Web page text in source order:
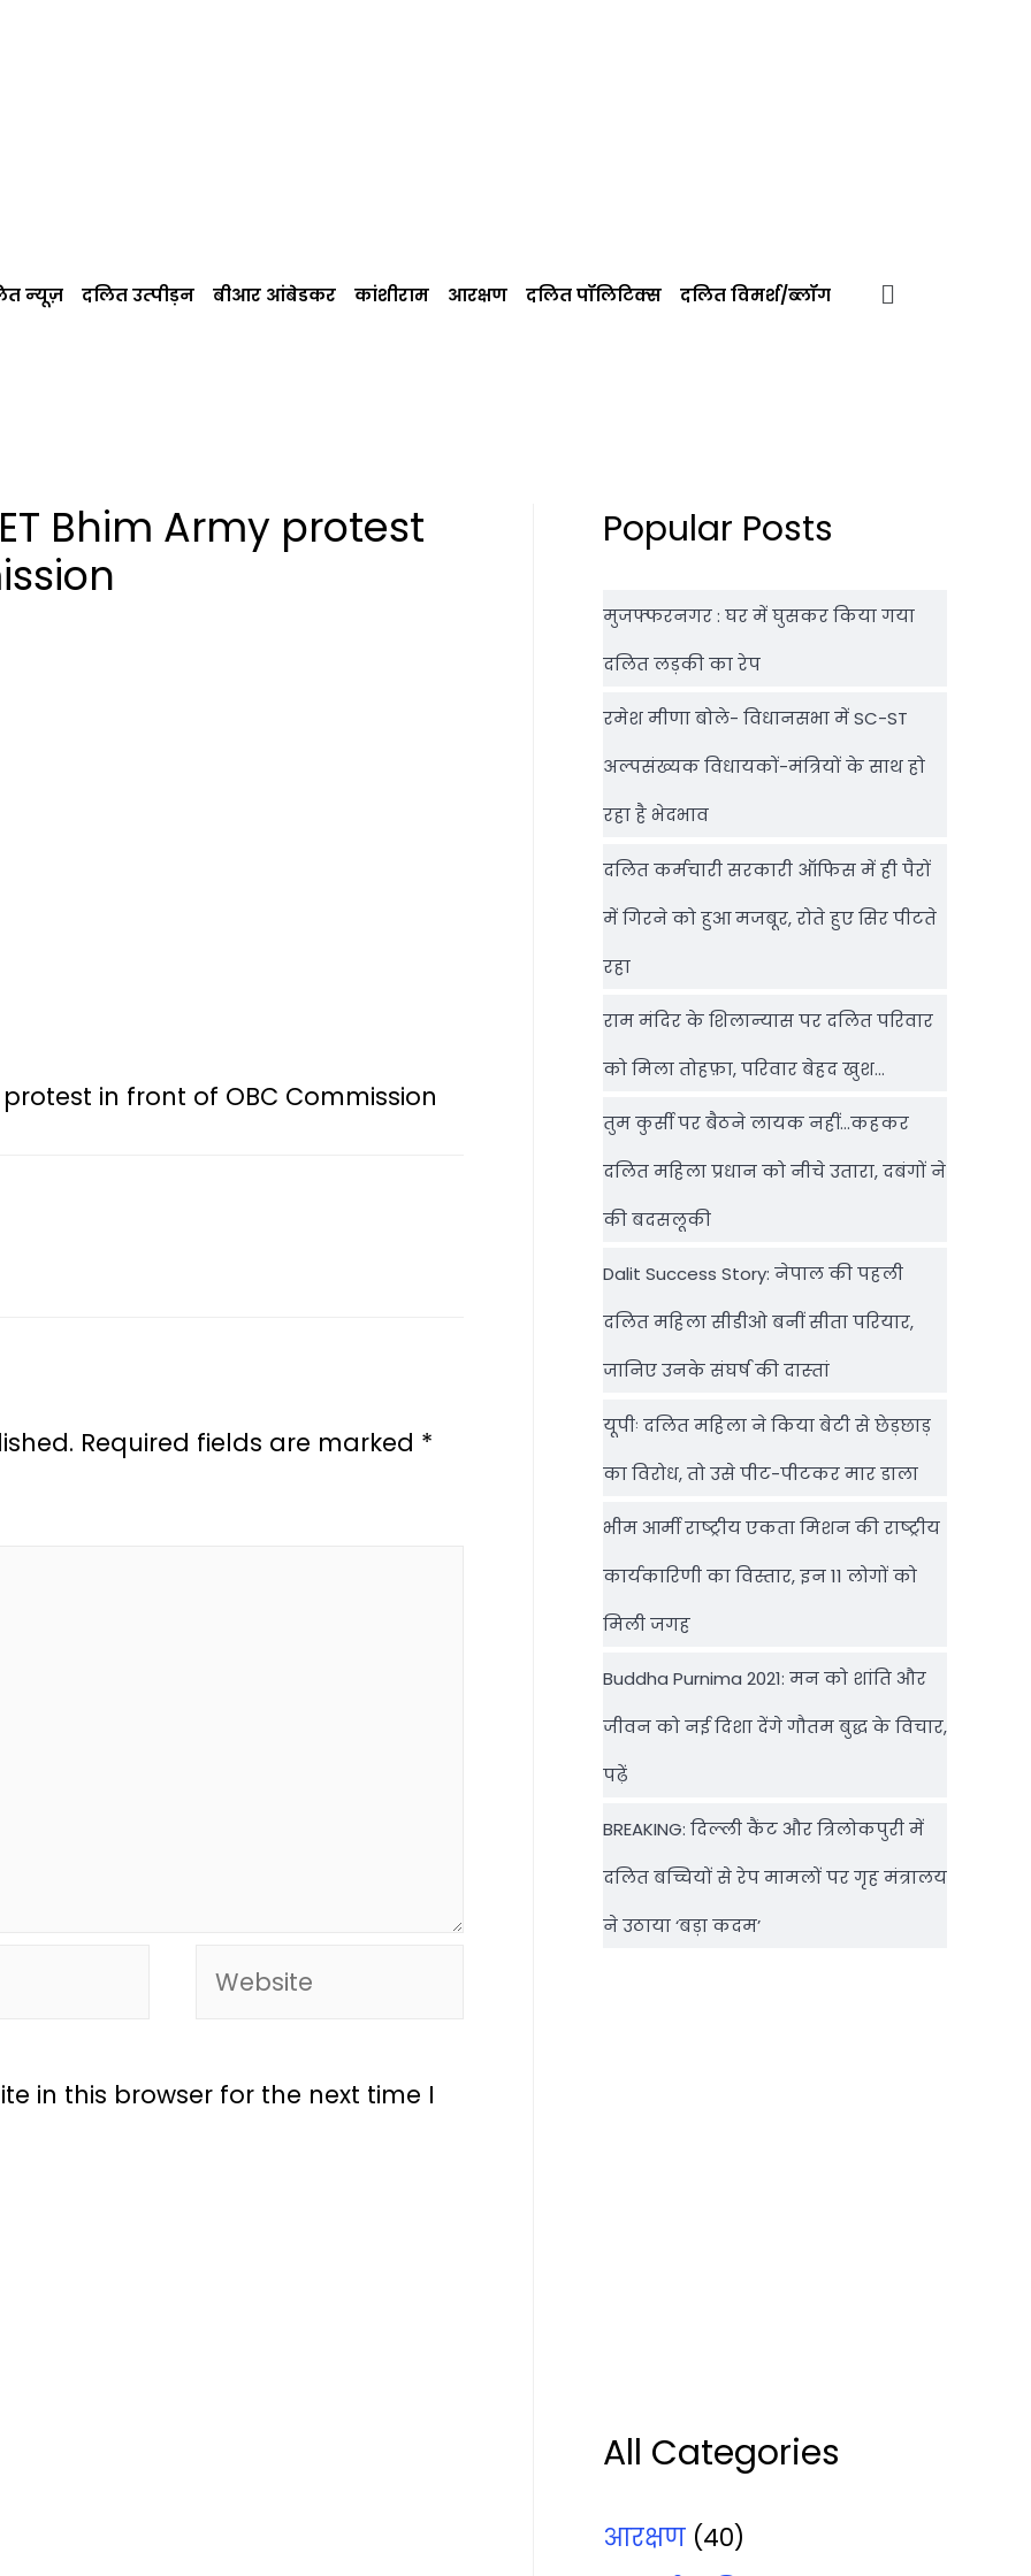
न्‍यूज़ दलित उत्‍पीड़न बीआर आंबेडकर कांशीराम आरक्षण दलित पॉलिटिक्‍स दलित विमर्श/ब्‍लॉग
Bhim Army protest
in front of OBC Commission
Required fields are marked *
in this browser for the next time I
Popular Posts
मुजफ्फरनगर : घर में घुसकर किया गया
दलित लड़की का रेप
रमेश मीणा बोले- विधानसभा में SC-ST
अल्पसंख्यक विधायकों-मंत्रियों के साथ हो
रहा है भेदभाव
दलित कर्मचारी सरकारी ऑफ‍िस में ही पैरों
में गिरने को हुआ मजबूर, रोते हुए सिर पीटते
रहा
राम मंदिर के शिलान्‍यास पर दलित परिवार
को मिला तोहफ़ा, परिवार बेहद खुश…
तुम कुर्सी पर बैठने लायक नहीं…कहकर
दलित महिला प्रधान को नीचे उतारा, दबंगों ने
की बदसलूकी
Dalit Success Story: नेपाल की पहली
दलित महिला सीडीओ बनीं सीता परियार,
जानिए उनके संघर्ष की दास्‍तां
यूपीः दलित महिला ने किया बेटी से छेड़छाड़
का विरोध, तो उसे पीट-पीटकर मार डाला
भीम आर्मी राष्‍ट्रीय एकता मिशन की राष्‍ट्रीय
कार्यकारिणी का विस्तार, इन 11 लोगों को
मिली जगह
Buddha Purnima 2021: मन को शांति और
जीवन को नई दिशा देंगे गौतम बुद्ध के विचार,
पढ़ें
BREAKING: दिल्‍ली कैंट और त्रिलोकपुरी में
दलित बच्चियों से रेप मामलों पर गृह मंत्रालय
ने उठाया ‘बड़ा कदम’
All Categories
आरक्षण (40)